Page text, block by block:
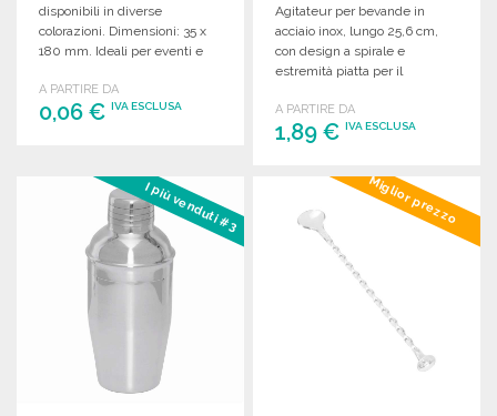
disponibili in diverse
colorazioni. Dimensioni: 35 x
180 mm. Ideali per eventi e
A PARTIRE DA
0,06 € IVA ESCLUSA
Richiedi un preventivo
Agitateur per bevande in
acciaio inox, lungo 25,6 cm,
con design a spirale e
estremità piatta per il
A PARTIRE DA
1,89 €IVA ESCLUSA
ORDINARE
Richiedi un preventivo
I più venduti #3 Miglior prezzo